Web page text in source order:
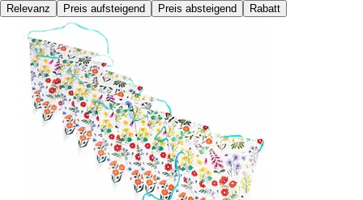
Relevanz
Preis aufsteigend Preis absteigend Rabatt